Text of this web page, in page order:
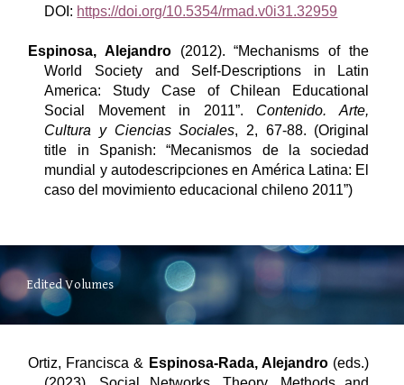
DOI: https://doi.org/10.5354/rmad.v0i31.32959
Espinosa, Alejandro(2012). “Mechanisms of the
World Society and Self-Descriptions in Latin
America: Study Case of Chilean Educational
Social Movement in 2011”. Contenido. Arte,
Cultura y Ciencias Sociales, 2, 67-88. (Original
title in Spanish: “Mecanismos de la sociedad
mundial y autodescripciones en América Latina: El
caso del movimiento educacional chileno 2011”)
Edited Volumes
Ortiz, Francisca & Espinosa-Rada, Alejandro(eds.)